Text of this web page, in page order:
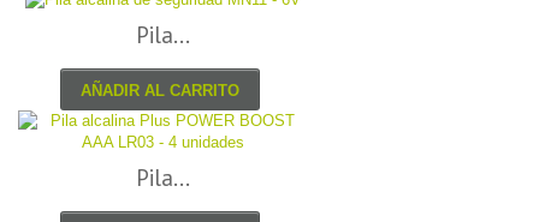
Pila...
AÑADIR AL CARRITO
Pila...